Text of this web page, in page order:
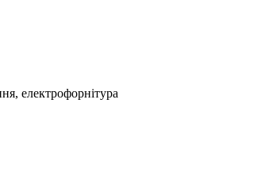
електрофорнітура